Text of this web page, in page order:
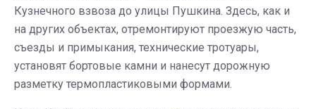
Кузнечного взвоза до улицы Пушкина. Здесь, как и
на других объектах, отремонтируют проезжую часть,
съезды и примыкания, технические тротуары,
установят бортовые камни и нанесут дорожную
разметку термопластиковыми формами.